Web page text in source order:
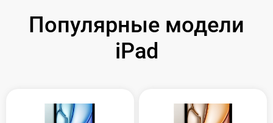
Популярные модели
iPad